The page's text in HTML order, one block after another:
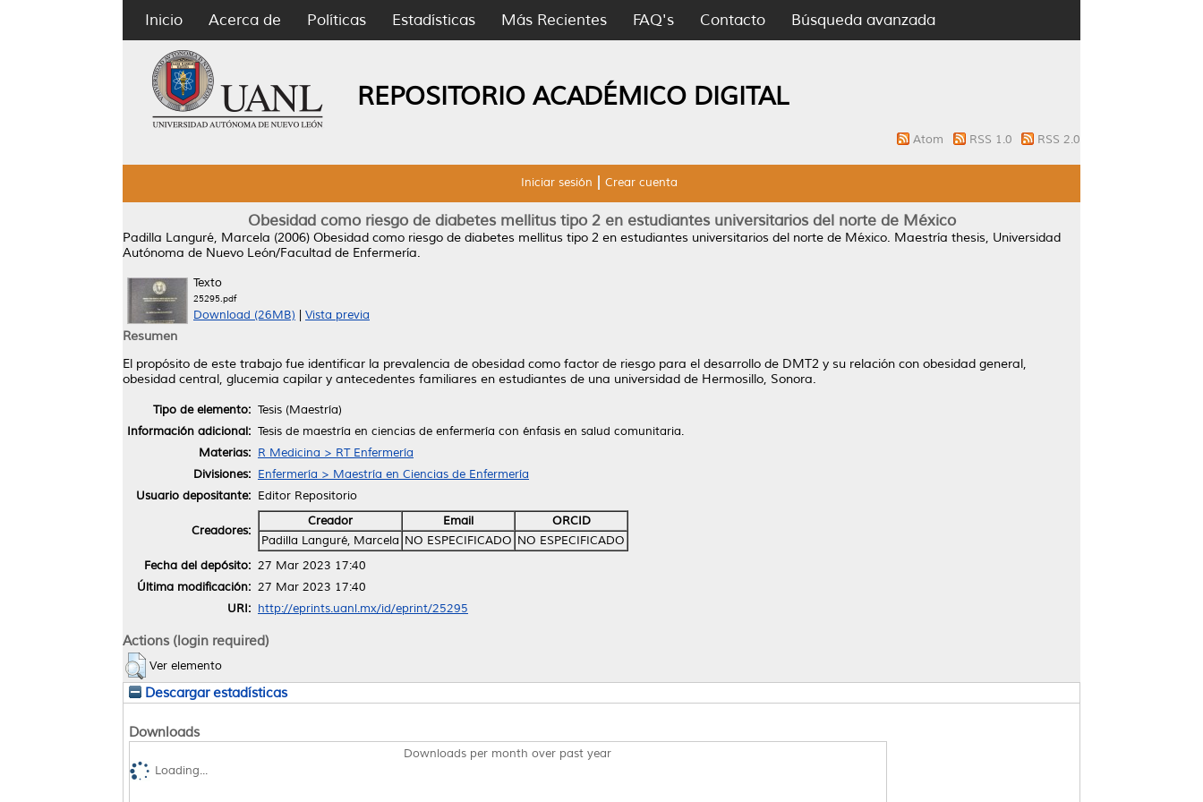
Inicio Acerca de Políticas Estadísticas Más Recientes FAQ's Contacto Búsqueda avanzada
REPOSITORIO ACADÉMICO DIGITAL
Atom RSS 1.0 RSS 2.0
Iniciar sesión Crear cuenta
Obesidad como riesgo de diabetes mellitus tipo 2 en estudiantes universitarios del norte de México
Padilla Languré, Marcela (2006) Obesidad como riesgo de diabetes mellitus tipo 2 en estudiantes universitarios del norte de México. Maestría thesis, Universidad
Autónoma de Nuevo León/Facultad de Enfermería.
Texto
25295.pdf
Download (26MB) Vista previa
Resumen
El propósito de este trabajo fue identificar la prevalencia de obesidad como factor de riesgo para el desarrollo de DMT2 y su relación con obesidad general,
obesidad central, glucemia capilar y antecedentes familiares en estudiantes de una universidad de Hermosillo, Sonora.
Tipo de elemento: Tesis (Maestría)
Información adicional: Tesis de maestría en ciencias de enfermería con énfasis en salud comunitaria.
Materias: R Medicina > RT Enfermería
Divisiones: Enfermería > Maestría en Ciencias de Enfermería
Usuario depositante: Editor Repositorio
Creadores:
Creador Email
ORCID
Padilla Languré, Marcela NO ESPECIFICADO NO ESPECIFICADO
Fecha del depósito: 27 Mar 2023 17:40
Última modificación: 27 Mar 2023 17:40
URI: http://eprints.uanl.mx/id/eprint/25295
Actions (login required)
Ver elemento
Descargar estadísticas
Downloads
Downloads per month over past year
Loading...